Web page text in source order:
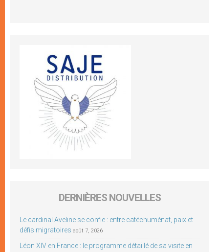
DERNIÈRES NOUVELLES
Le cardinal Aveline se confie : entre catéchuménat, paix et
défis migratoires août 7, 2026
Léon XIV en France : le programme détaillé de sa visite en